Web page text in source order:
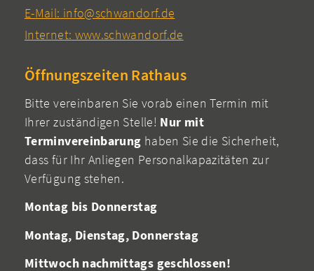
E-Mail: info@schwandorf.de
Internet: www.schwandorf.de
Öffnungszeiten Rathaus
Bitte vereinbaren Sie vorab einen Termin mit
Ihrer zuständigen Stelle! Nur mit
Terminvereinbarung haben Sie die Sicherheit,
dass für Ihr Anliegen Personalkapazitäten zur
Verfügung stehen.
Montag bis Donnerstag
Montag, Dienstag, Donnerstag
Mittwoch nachmittags geschlossen!